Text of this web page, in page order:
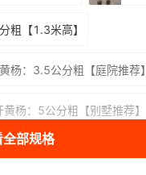
粗【1.3米高】
杨：3.5公分粗【庭院推荐】
黄杨：5公分粗【别墅推荐】
部规格